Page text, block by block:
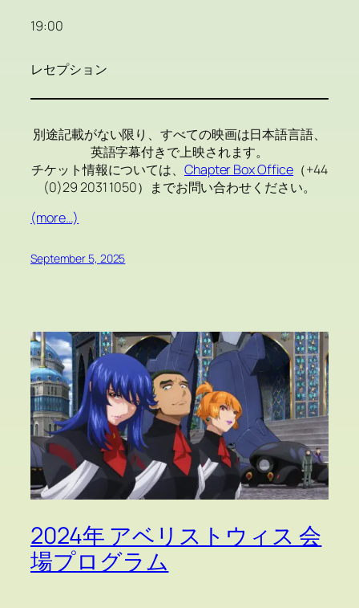
19:00
レセプション
別途記載がない限り、すべての映画は日本語言語、
英語字幕付きで上映されます。
チケット情報については、 Chapter Box Office （+44
(0)29 2031 1050）までお問い合わせください。
(more…)
September 5, 2025
2024年 アベリストウィス 会
場プログラム